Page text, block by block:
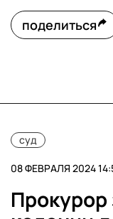
поделиться
суд
08 ФЕВРАЛЯ 2024
Прокурор